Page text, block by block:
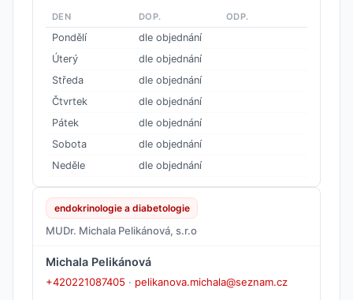
DEN DOP. ODP.
Pondělí
dle objednání
Úterý
dle objednání
Středa
dle objednání
Čtvrtek
dle objednání
Pátek
dle objednání
Sobota
dle objednání
Neděle
dle objednání
endokrinologie a diabetologie
MUDr. Michala Pelikánová, s.r.o
Michala Pelikánová
+420221087405 · pelikanova.michala@seznam.cz